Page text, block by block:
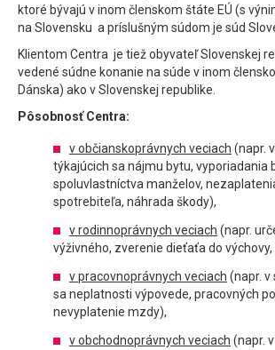
ktoré bývajú v inom členskom štáte EÚ (s
na Slovensku a príslušným súdom je súd
Klientom Centra je tiež obyvateľ Slovenskej
vedené súdne konanie na súde v inom
Dánska) ako v Slovenskej republike.
Pôsobnosť Centra:
v občianskoprávnych veciach (napr.
týkajúcich sa nájmu bytu, vyporiadania
spoluvlastníctva manželov,
spotrebiteľa, náhrada škody),
v rodinnoprávnych veciach (napr.
výživného, zverenie dieťaťa do
v pracovnoprávnych veciach (napr. v
sa neplatnosti výpovede, pracovných
nevyplatenie mzdy),
v obchodnoprávnych veciach (napr.